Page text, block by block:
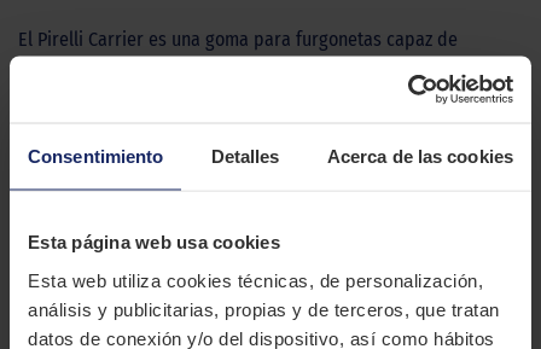
Consentimiento Detalles Acerca de las cookies
Esta página web usa cookies
Esta web utiliza cookies técnicas, de personalización,
análisis y publicitarias, propias y de terceros, que tratan
datos de conexión y/o del dispositivo, así como hábitos
El Pirelli Carrier es una goma para furgonetas capaz de
Marca
Modelo
CARRIER
Estación
Verano
Tipo conducción
COMFORT